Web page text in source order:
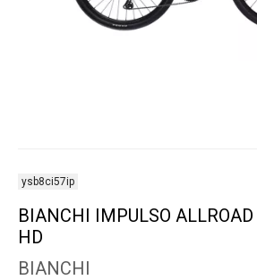
ysb8ci57ip
BIANCHI IMPULSO
HD
BIANCHI